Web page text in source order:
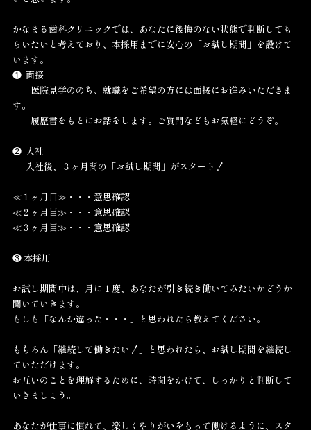
あなたは、「入社して働いてみて、イメージと違ったらどうしよ
う…」と、医院選びで悩まれていませんか？
確かに、医院見学や数日間の体験入社だけでは、分からないことも多
いと思います。
かなまる歯科クリニックでは、あなたに後悔のない状態で判断しても
います。
❶ 面接
す。
履歴書をもとにお話をします。ご質問などもお気軽にどうぞ。
入社後、３ヶ月間の「お試し期間」がスタート！
≪１ヶ月目≫・・・意思確認
≪２ヶ月目≫・・・意思確認
≪３ヶ月目≫・・・意思確認
❸ 本採用
お試し期間中は、月に１度、あなたが引き続き働いてみたいかどうか
聞いていきます。